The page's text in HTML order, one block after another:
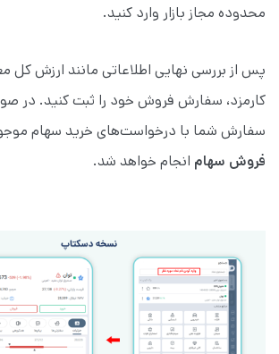
محدوده مجاز بازار وارد کنید.
پس از بررسی نهایی اطلاعاتی مانند ارزش کل
کارمزد، سفارش فروش خود را ثبت کنید. در
سفارش شما با درخواست‌های خرید سهام موجود
فروش سهام انجام خواهد شد.